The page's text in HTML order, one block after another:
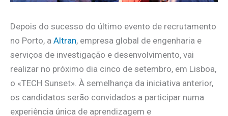
Depois do sucesso do último evento de recrutamento
no Porto, a Altran, empresa global de engenharia e
serviços de investigação e desenvolvimento, vai
realizar no próximo dia cinco de setembro, em Lisboa,
o «TECH Sunset». À semelhança da iniciativa anterior,
os candidatos serão convidados a participar numa
experiência única de aprendizagem e